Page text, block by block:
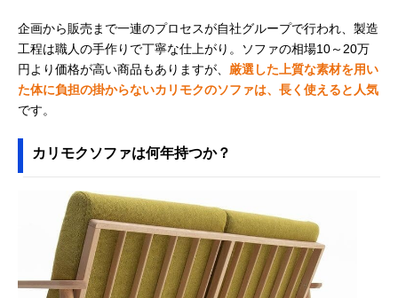
企画から販売まで一連のプロセスが自社グループで行われ、製造
工程は職人の手作りで丁寧な仕上がり。ソファの相場10～20万
円より価格が高い商品もありますが、 厳選した上質な素材を用い
た体に負担の掛からないカリモクのソファは、長く使えると人気
です。
カリモクソファは何年持つか？